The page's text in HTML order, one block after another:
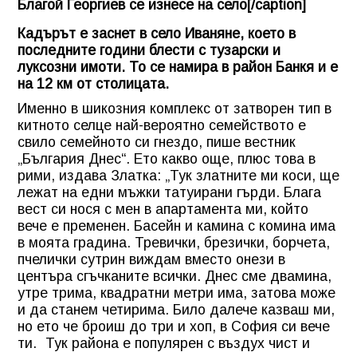
Благой Георгиев се изнесе на село[/caption]
Кадърът е заснет в село Иваняне, което в
последните години блести с тузарски и
луксозни имоти. То се намира в район Банкя и е
на 12 км от столицата.
Именно в шикозния комплекс от затворен тип в
китното селце най-вероятно семейството е
свило семейното си гнездо, пише вестник
„България Днес“. Ето какво още, плюс това в
рими, издава Златка: „Тук златните ми коси, ще
лежат на едни мъжки татуирани гърди. Блага
вест си нося с мен в апартамента ми, който
вече е пременен. Басейн и камина с комина има
в моята градина. Тревички, брезички, борчета,
пчелички сутрин виждам вместо онези в
центъра сгъчканите всички. Днес сме двамина,
утре трима, квадратни метри има, затова може
и да станем четирима. Било далече казваш ми,
но ето че броиш до три и хоп, в София си вече
ти. Тук района е популярен с въздух чист и